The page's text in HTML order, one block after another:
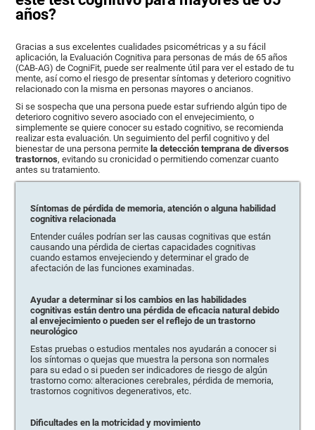
años?
Gracias a sus excelentes cualidades psicométricas y a su fácil
aplicación, la Evaluación Cognitiva para personas de más de 65 años
(CAB-AG) de CogniFit, puede ser realmente útil para ver el estado de tu
mente, así como el riesgo de presentar síntomas y deterioro cognitivo
relacionado con la misma en personas mayores o ancianos.
Si se sospecha que una persona puede estar sufriendo algún tipo de
deterioro cognitivo severo asociado con el envejecimiento, o
simplemente se quiere conocer su estado cognitivo, se recomienda
realizar esta evaluación. Un seguimiento del perfil cognitivo y del
bienestar de una persona permite la detección temprana de diversos
trastornos, evitando su cronicidad o permitiendo comenzar cuanto
antes su tratamiento.
Síntomas de pérdida de memoria, atención o alguna habilidad
cognitiva relacionada
Entender cuáles podrían ser las causas cognitivas que están
causando una pérdida de ciertas capacidades cognitivas
cuando estamos envejeciendo y determinar el grado de
afectación de las funciones examinadas.
Ayudar a determinar si los cambios en las habilidades
cognitivas están dentro una pérdida de eficacia natural debido
al envejecimiento o pueden ser el reflejo de un trastorno
neurológico
Estas pruebas o estudios mentales nos ayudarán a conocer si
los síntomas o quejas que muestra la persona son normales
para su edad o si pueden ser indicadores de riesgo de algún
trastorno como: alteraciones cerebrales, pérdida de memoria,
trastornos cognitivos degenerativos, etc.
Dificultades en la motricidad y movimiento